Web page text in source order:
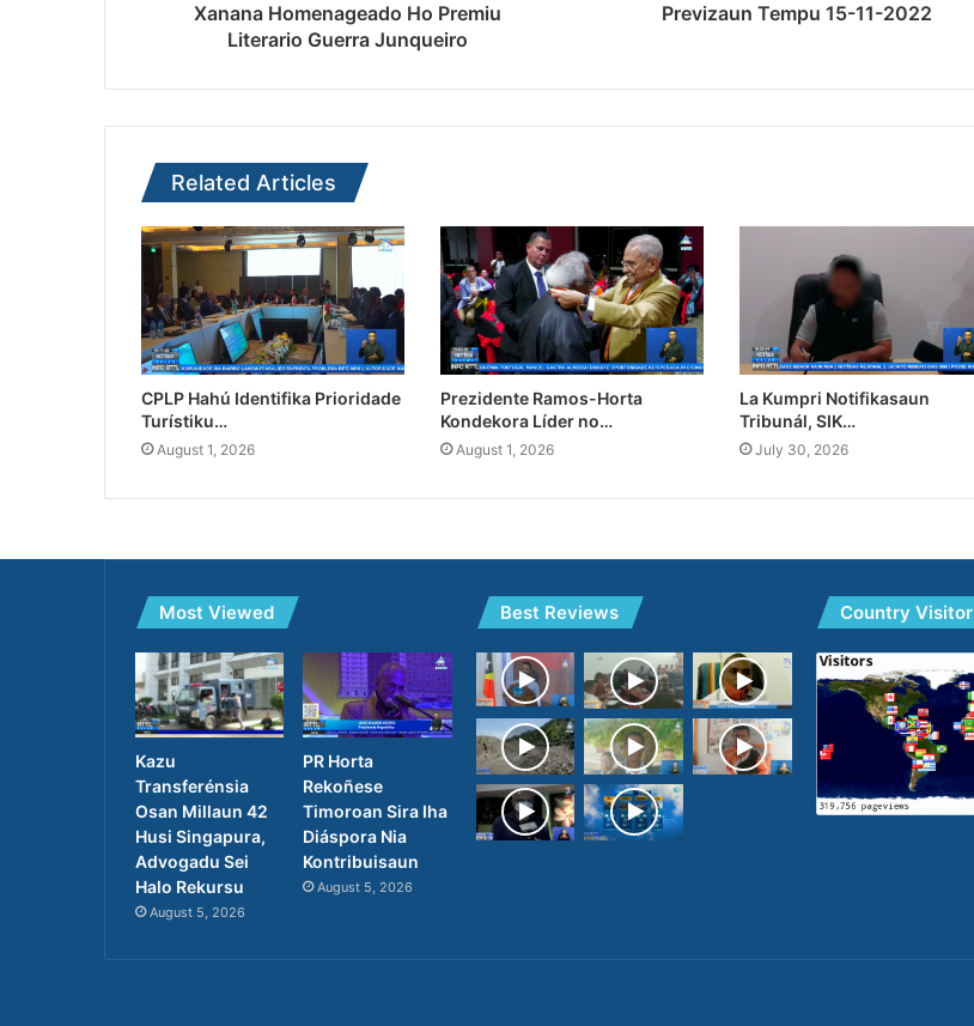
Xanana Homenageado Ho Premiu
Literario Guerra Junqueiro
Previzaun Tempu 15-11-2022
Related Articles
CPLP Hahú Identifika Prioridade
Turístiku…
August 1, 2026
Prezidente Ramos-Horta
Kondekora Líder no…
August 1, 2026
La Kumpri Notifikasaun
Tribunál, SIK…
July 30, 2026
Most Viewed
Kazu
Transferénsia
Osan Millaun 42
Husi Singapura,
Advogadu Sei
Halo Rekursu
August 5, 2026
PR Horta
Rekoñese
Timoroan Sira Iha
Diáspora Nia
Kontribuisaun
August 5, 2026
Best Reviews Country Visitor